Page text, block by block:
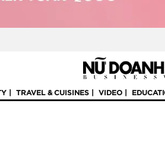
TRAVEL & CUISINES VIDEO